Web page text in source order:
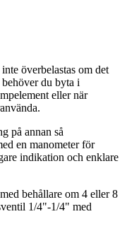
överbelastas om det
du byta i
eller när
på annan så
en manometer för
indikation och enklare
behållare om 4 eller 8
1/4"-1/4" med